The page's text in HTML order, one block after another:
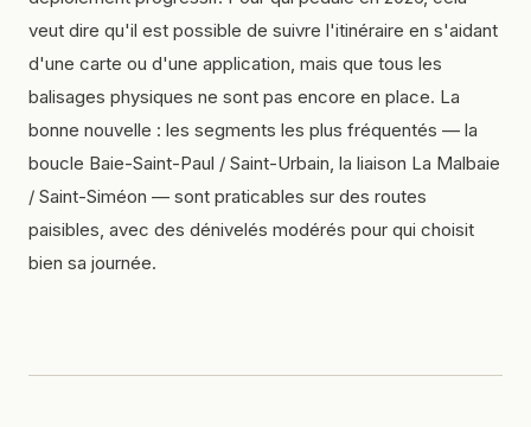
veut dire qu'il est possible de suivre l'itinéraire en s'aidant
d'une carte ou d'une application, mais que tous les
balisages physiques ne sont pas encore en place. La
bonne nouvelle : les segments les plus fréquentés — la
boucle Baie-Saint-Paul / Saint-Urbain, la liaison La Malbaie
/ Saint-Siméon — sont praticables sur des routes
paisibles, avec des dénivelés modérés pour qui choisit
bien sa journée.